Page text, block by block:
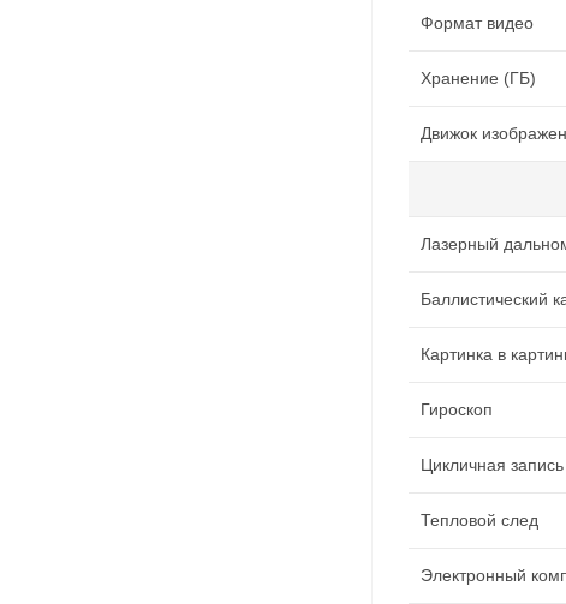
Формат видео
Хранение (ГБ)
Движок
Лазерный
Баллистический
Картинка в
Гироскоп
Цикличная запись
Тепловой след
Электронный